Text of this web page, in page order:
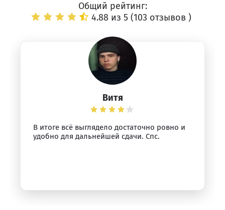
Общий рейтинг:
4.88 из 5 (103 отзывов )
Витя
В итоге всё выглядело достаточно ровно и
удобно для дальнейшей сдачи. Спс.